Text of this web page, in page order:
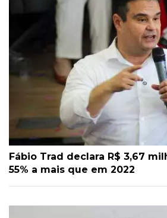
Fábio Trad declara R$ 3,67
55% a mais que em 2022